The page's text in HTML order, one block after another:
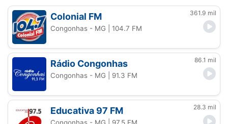
Colonial FM 361.9 mil
Congonhas - MG | 104.7 FM
Rádio Congonhas 86.1 mil
Congonhas - MG | 91.3 FM
Educativa 97 FM 28.3 mil